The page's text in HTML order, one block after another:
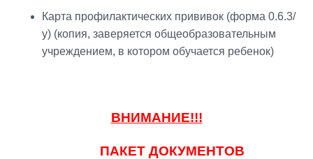
Карта профилактических прививок (форма 0.6.3/
у) (копия, заверяется общеобразовательным
учреждением, в котором обучается ребенок)
ВНИМАНИЕ!!!
ПАКЕТ ДОКУМЕНТОВ